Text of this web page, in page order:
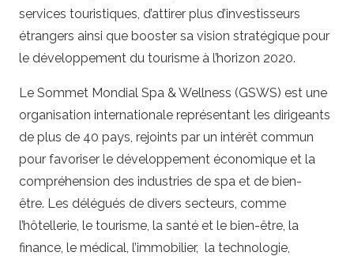
services touristiques, d’attirer plus d’investisseurs
étrangers ainsi que booster sa vision stratégique pour
le développement du tourisme à l’horizon 2020.
Le Sommet Mondial Spa & Wellness (GSWS) est une
organisation internationale représentant les dirigeants
de plus de 40 pays, rejoints par un intérêt commun
pour favoriser le développement économique et la
compréhension des industries de spa et de bien-
être. Les délégués de divers secteurs, comme
l’hôtellerie, le tourisme, la santé et le bien-être, la
finance, le médical, l’immobilier, la technologie,